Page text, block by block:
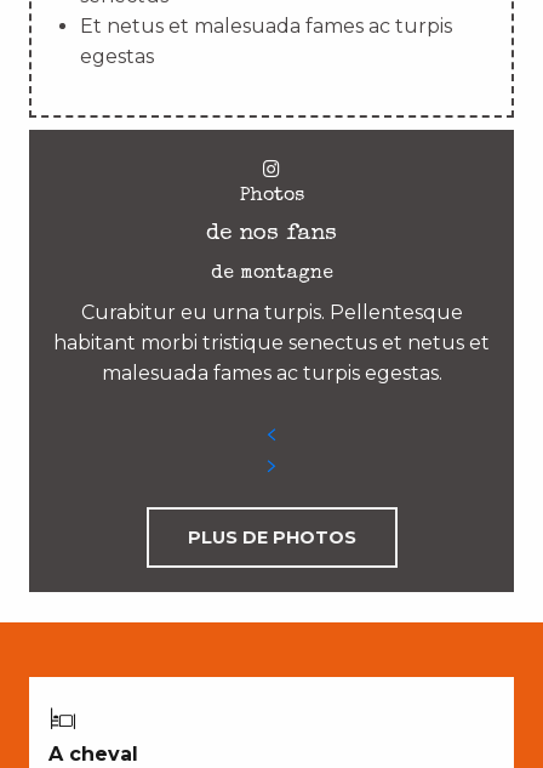
Et netus et malesuada fames ac turpis
egestas
Photos
de nos fans
de montagne
Curabitur eu urna turpis. Pellentesque
habitant morbi tristique senectus et netus et
malesuada fames ac turpis egestas.
PLUS DE PHOTOS
A cheval